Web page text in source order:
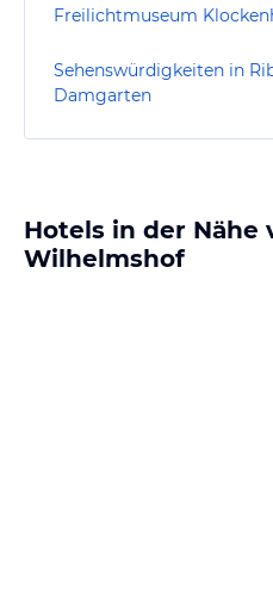
Freilichtmuseum
Sehenswürdigkeiten in
Damgarten
Hotels in der Nähe
Wilhelmshof